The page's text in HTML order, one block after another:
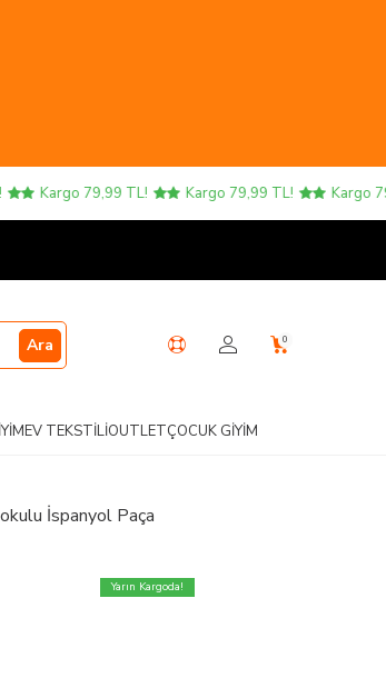
Kargo 79,99 TL! Kargo 79,99 TL! Kargo
Ara 0
EV TEKSTILIOUTLETÇOCUK GIYIM
İspanyol Paça
Yarın Kargoda!